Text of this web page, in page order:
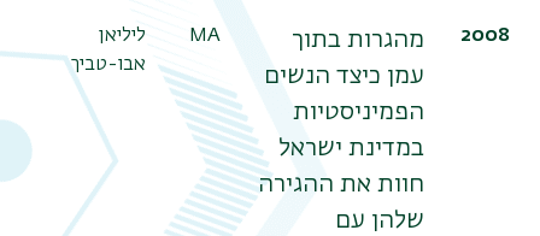
2008
מהגרות בתוך
עמן כיצד הנשים
הפמיניסטיות
במדינת ישראל
חוות את ההגירה
שלהן עם
MA
ליליאן
אבו-טביך